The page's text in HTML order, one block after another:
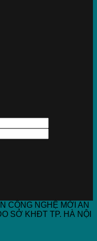
CÔNG NGHỆ MỚI AN
SỞ KHĐT TP. HÀ NỘI